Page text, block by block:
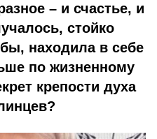
– и счастье, и
стойко
находила в себе
по жизненному
крепости духа